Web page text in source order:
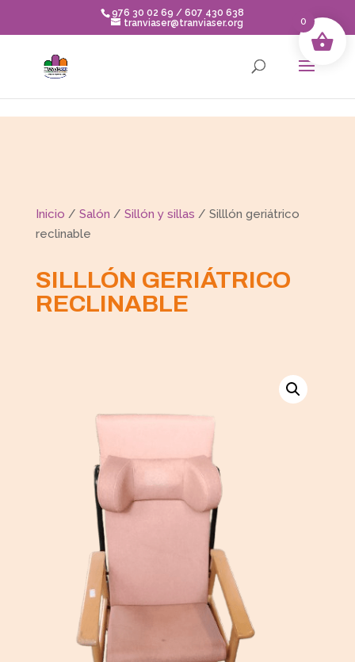
976 30 02 69 / 607 430 638
tranviaser@tranviaser.org
Inicio / Salón / Sillón y sillas / Silllón geriátrico
reclinable
SILLLÓN GERIÁTRICO
RECLINABLE
0